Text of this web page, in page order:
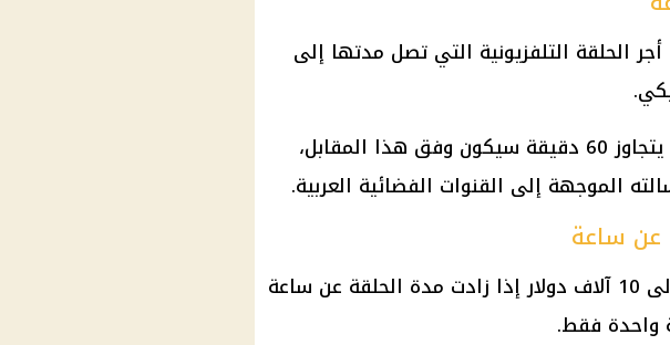
الحلقة التلفزيونية التي تصل مدتها إلى
ويعني ذلك أن أي ظهور إعلامي لا يتجاوز 60 دقيقة سيكون وفق هذا المقابل،
الموجهة إلى القنوات الفضائية العربية.
أكد توفيق عكاشة أن أجره يرتفع إلى 10 آلاف دولار إذا زادت مدة الحلقة عن ساعة
واحدة فقط.